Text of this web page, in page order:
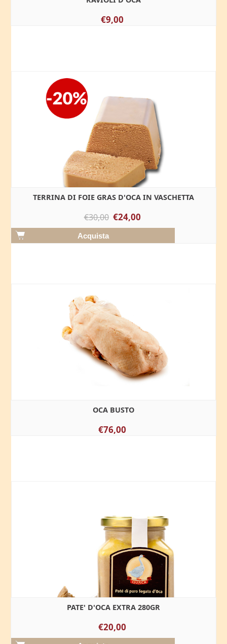
€9,00
TERRINA DI FOIE GRAS D'OCA IN VASCHETTA
€30,00 €24,00
OCA BUSTO
€76,00
PATE' D'OCA EXTRA 280GR
€20,00